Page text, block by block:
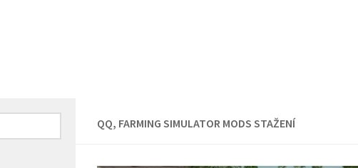
QQ, FARMING SIMULATOR MODS STAŽENÍ